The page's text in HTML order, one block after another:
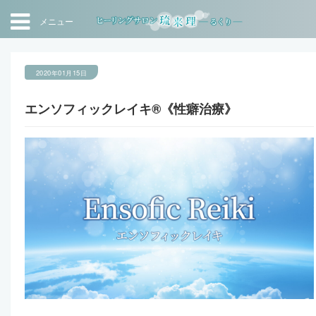
メニュー
2020年01月15日
エンソフィックレイキ®《性癖治療》